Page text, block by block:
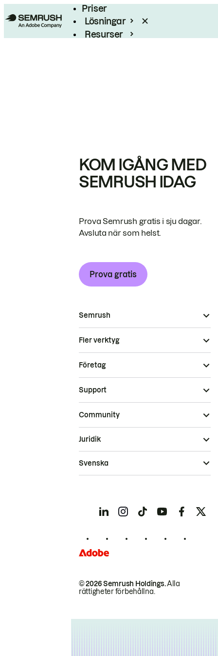
Priser
Lösningar
Resurser
KOM IGÅNG MED
SEMRUSH IDAG
Prova Semrush gratis i sju dagar.
Avsluta när som helst.
Prova gratis
Semrush
Fler verktyg
Företag
Support
Community
© 2026 Semrush Holdings.Alla
rättigheter förbehållna.
Juridik
Svenska